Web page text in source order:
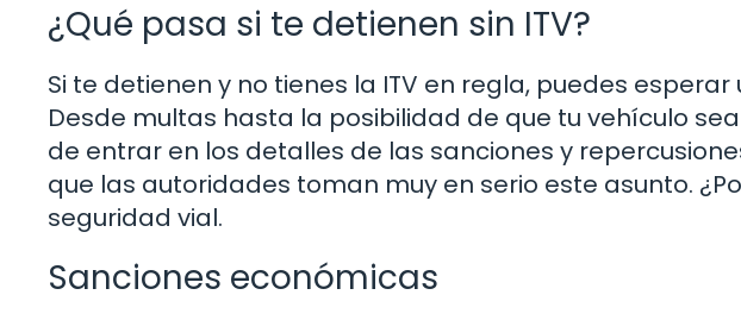
¿Qué pasa si te detienen sin ITV?
Si te detienen y no tienes la ITV en regla, puedes
Desde multas hasta la posibilidad de que tu vehículo
de entrar en los detalles de las sanciones y
que las autoridades toman muy en serio este asunto.
seguridad vial.
Sanciones económicas